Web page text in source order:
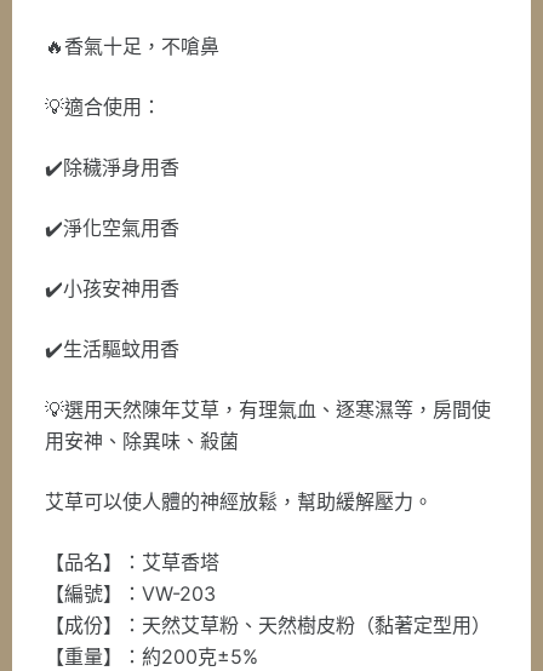
🔥香氣十足，不嗆鼻
💡適合使用：
✔️除穢淨身用香
✔️淨化空氣用香
✔️小孩安神用香
✔️生活驅蚊用香
💡選用天然陳年艾草，有理氣血、逐寒濕等，房間使
用安神、除異味、殺菌
艾草可以使人體的神經放鬆，幫助緩解壓力。
【品名】：艾草香塔
【編號】：VW-203
【成份】：天然艾草粉、天然樹皮粉（黏著定型用）
【重量】：約200克±5%